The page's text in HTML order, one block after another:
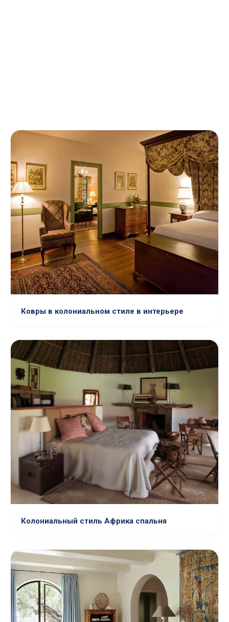
Ковры в колониальном стиле в интерьере
Колониальный стиль Африка спальня